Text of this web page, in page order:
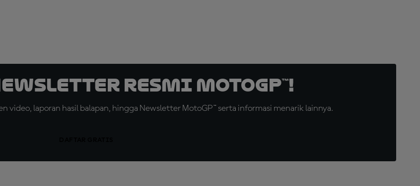
Resmi MotoGP™!
video, laporan hasil balapan, hingga Newsletter MotoGP™ serta informasi menarik lainnya.